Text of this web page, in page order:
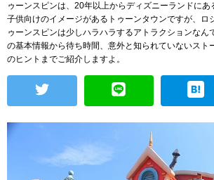
ゥーンスピンは、20年以上からディズニーランドにあ
子供向けのイメージがあるトゥーンタウンですが、ロ
ゥーンスピンは少しハラハラするアトラクションなん
の基本情報から待ち時間、意外と知られていないスト
のヒントまでご紹介しますよ。